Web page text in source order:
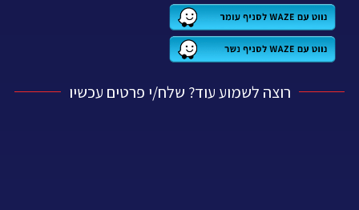
רוצה לשמוע עוד? שלח/י פרטים עכשיו